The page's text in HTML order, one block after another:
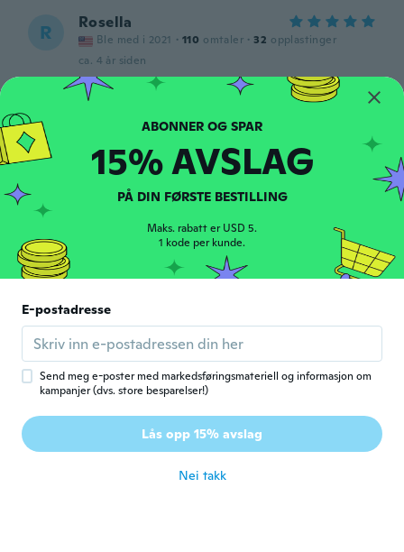
R Rosella
Ble med i 2021 · 110 omtaler · 32 opplastinger
ca. 4 år siden
愛 Ble med i 2016 · 7 omtaler
ca. 4 år siden
D djamel
B Bobbiejo
Ble med i 2021 · 1 omtaler
Its so adorable I love it
Joann
Ble med i 2015 · 147 omtaler · 1
15% AVSLAG
PÅ DIN FØRSTE BESTILLING
Maks. rabatt er USD 5.
1 kode per kunde.
E-postadresse
Send meg e-poster med markedsføringsmateriell og informasjon om
kampanjer (dvs. store besparelser!)
Lås opp 15% avslag
Nei takk